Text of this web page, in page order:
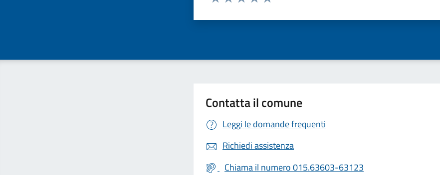
Contatta il comune
Leggi le domande frequenti
Richiedi assistenza
Chiama il numero 015.63603-63123